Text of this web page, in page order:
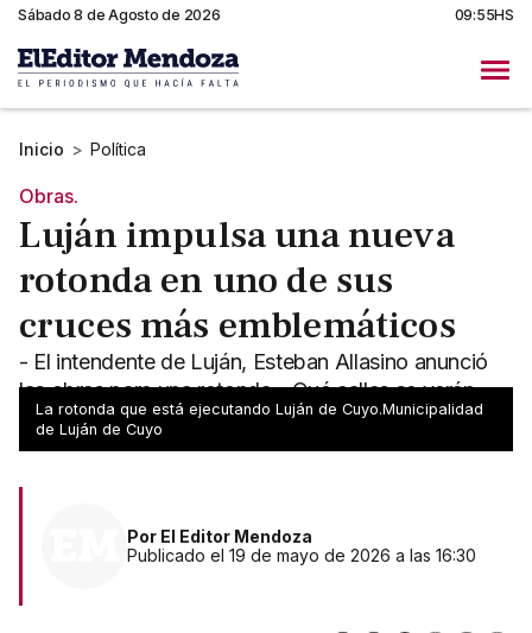
Sábado 8 de Agosto de 2026 09:55HS
Inicio > Política
Obras.
Luján impulsa una nueva
rotonda en uno de sus
cruces más emblemáticos
- El intendente de Luján, Esteban Allasino anunció
las obras para una rotonda - Qué calles se verán
afectadas con los trabajos
La rotonda que está ejecutando Luján de Cuyo.Municipalidad
de Luján de Cuyo
Por El Editor Mendoza
Publicado el 19 de mayo de 2026 a las 16:30